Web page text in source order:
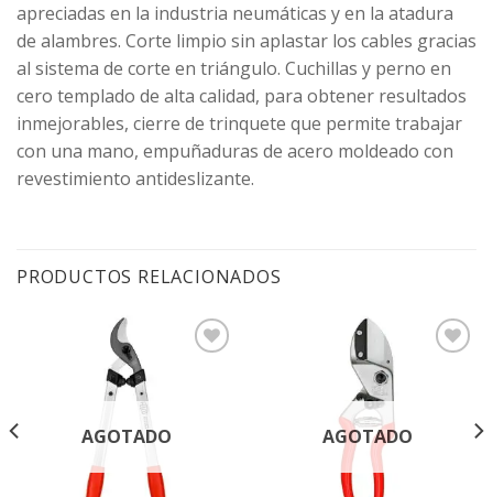
apreciadas en la industria neumáticas y en la atadura
de alambres. Corte limpio sin aplastar los cables gracias
al sistema de corte en triángulo. Cuchillas y perno en
cero templado de alta calidad, para obtener resultados
inmejorables, cierre de trinquete que permite trabajar
con una mano, empuñaduras de acero moldeado con
revestimiento antideslizante.
PRODUCTOS RELACIONADOS
AGOTADO AGOTADO